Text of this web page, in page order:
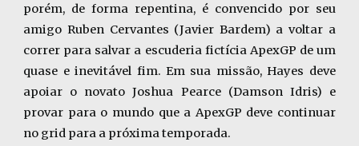
porém, de forma repentina, é convencido por seu
amigo Ruben Cervantes (Javier Bardem) a voltar a
correr para salvar a escuderia fictícia ApexGP de um
quase e inevitável fim. Em sua missão, Hayes deve
apoiar o novato Joshua Pearce (Damson Idris) e
provar para o mundo que a ApexGP deve continuar
no grid para a próxima temporada.